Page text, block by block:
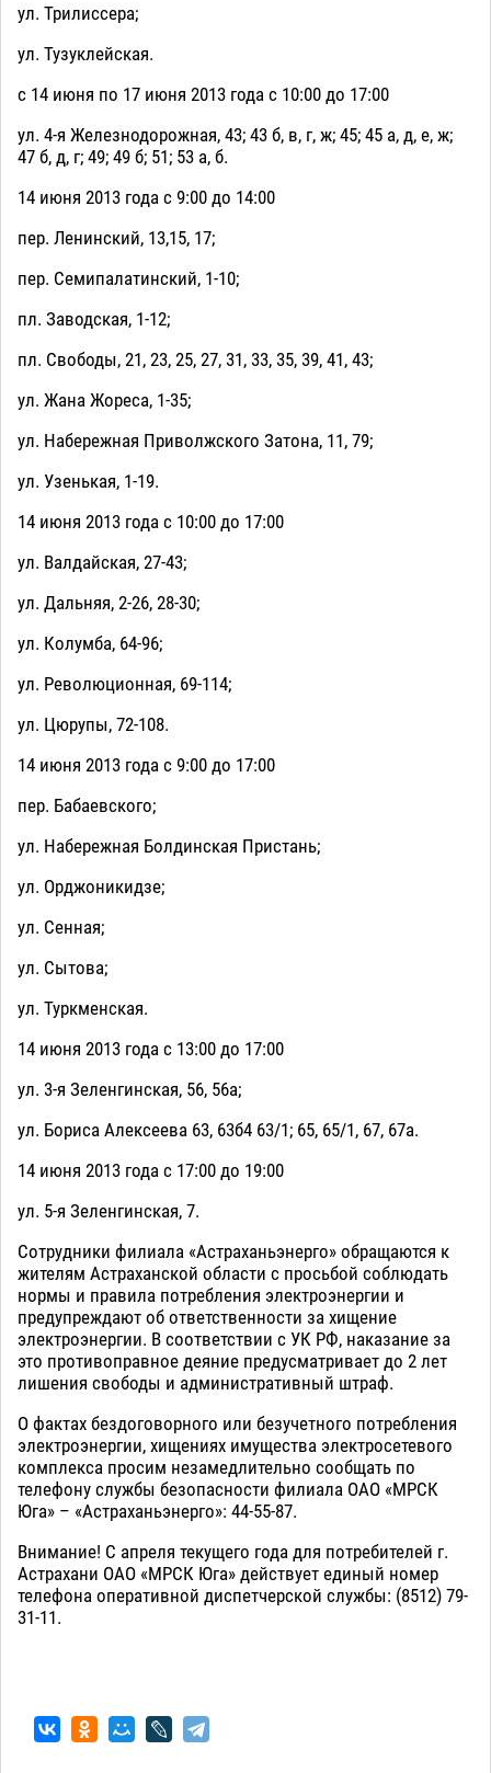
ул. Трилиссера;
ул. Тузуклейская.
с 14 июня по 17 июня 2013 года с 10:00 до 17:00
ул. 4-я Железнодорожная, 43; 43 б, в, г, ж; 45; 45 а, д, е, ж;
47 б, д, г; 49; 49 б; 51; 53 а, б.
14 июня 2013 года с 9:00 до 14:00
пер. Ленинский, 13,15, 17;
пер. Семипалатинский, 1-10;
пл. Заводская, 1-12;
пл. Свободы, 21, 23, 25, 27, 31, 33, 35, 39, 41, 43;
ул. Жана Жореса, 1-35;
ул. Набережная Приволжского Затона, 11, 79;
ул. Узенькая, 1-19.
14 июня 2013 года с 10:00 до 17:00
ул. Валдайская, 27-43;
ул. Дальняя, 2-26, 28-30;
ул. Колумба, 64-96;
ул. Революционная, 69-114;
ул. Цюрупы, 72-108.
14 июня 2013 года с 9:00 до 17:00
пер. Бабаевского;
ул. Набережная Болдинская Пристань;
ул. Орджоникидзе;
ул. Сенная;
ул. Сытова;
ул. Туркменская.
14 июня 2013 года с 13:00 до 17:00
ул. 3-я Зеленгинская, 56, 56а;
ул. Бориса Алексеева 63, 63б4 63/1; 65, 65/1, 67, 67а.
14 июня 2013 года с 17:00 до 19:00
ул. 5-я Зеленгинская, 7.
Сотрудники филиала «Астраханьэнерго» обращаются к
жителям Астраханской области с просьбой соблюдать
нормы и правила потребления электроэнергии и
предупреждают об ответственности за хищение
электроэнергии. В соответствии с УК РФ, наказание за
это противоправное деяние предусматривает до 2 лет
лишения свободы и административный штраф.
О фактах бездоговорного или безучетного потребления
электроэнергии, хищениях имущества электросетевого
комплекса просим незамедлительно сообщать по
телефону службы безопасности филиала ОАО «МРСК
Юга» – «Астраханьэнерго»: 44-55-87.
Внимание! С апреля текущего года для потребителей г.
Астрахани ОАО «МРСК Юга» действует единый номер
телефона оперативной диспетчерской службы: (8512) 79-
31-11.